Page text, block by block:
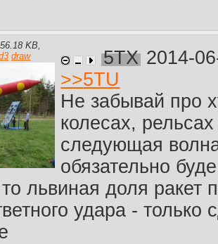
56.18 KB,
draw 5TX 2014-
>>5TU
Не забывай про
колесах,
следующая
обязательно
львиная доля ракет
удара - только